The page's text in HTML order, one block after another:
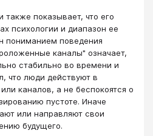
также показывает, что его
психологии и диапазон ее
пониманием поведения
каналы" означает,
стабильно во времени и
что люди действуют в
каналов, а не беспокоятся о
пустоте. Иначе
или направляют свои
будущего.